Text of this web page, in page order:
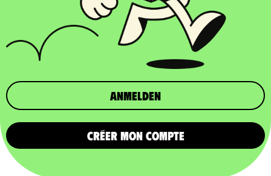
Anmelden
CRÉER MON COMPTE